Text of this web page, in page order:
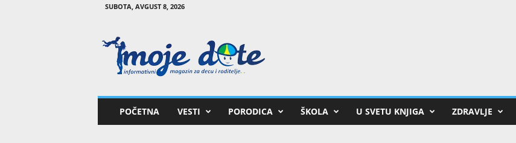
SUBOTA, AVGUST 8, 2026
o
POČETNA VESTI PORODICA ŠKOLA U SVETU KNJIGA ZDRAVLJE